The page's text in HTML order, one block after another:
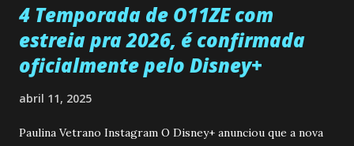
4 Temporada de O11ZE com
estreia pra 2026, é confirmada
oficialmente pelo Disney+
abril 11, 2025
Paulina Vetrano Instagram O Disney+ anunciou que a nova